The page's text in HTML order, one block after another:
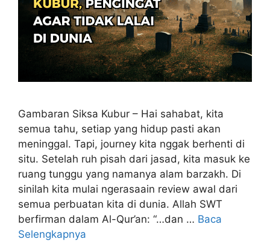
Gambaran Siksa Kubur – Hai sahabat, kita
semua tahu, setiap yang hidup pasti akan
meninggal. Tapi, journey kita nggak berhenti di
situ. Setelah ruh pisah dari jasad, kita masuk ke
ruang tunggu yang namanya alam barzakh. Di
sinilah kita mulai ngerasaain review awal dari
semua perbuatan kita di dunia. Allah SWT
berfirman dalam Al-Qur’an: “…dan … Baca
Selengkapnya